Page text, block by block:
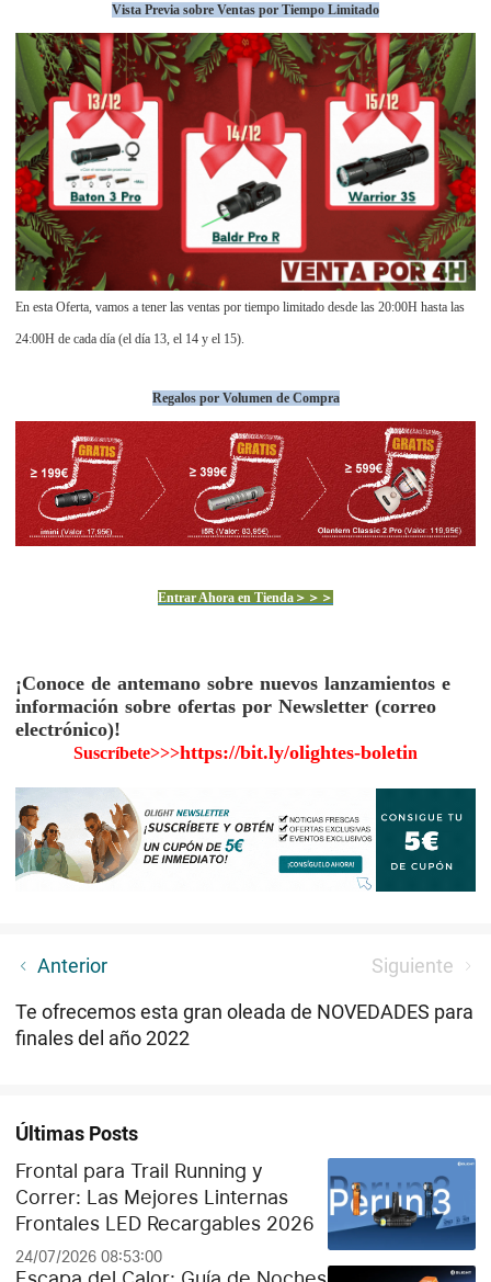
Vista Previa sobre Ventas por Tiempo Limitado
En esta Oferta, vamos a tener las ventas por tiempo limitado desde las 20:00H hasta las
24:00H de cada día (el día 13, el 14 y el 15).
Regalos por Volumen de Compra
Entrar Ahora en Tienda＞＞＞
¡Conoce de antemano sobre nuevos lanzamientos e
información sobre ofertas por Newsletter (correo
electrónico)!
Suscríbete>>>https://bit.ly/olightes-boletin
Anterior Siguiente
Ho Ho Ho, ¿qué te parece ganar hoy un regalo de O-
Te ofrecemos esta gran oleada de NOVEDADES para
finales del año 2022
Últimas Posts
Frontal para Trail Running y
Correr: Las Mejores Linternas
Frontales LED Recargables 2026
24/07/2026 08:53:00